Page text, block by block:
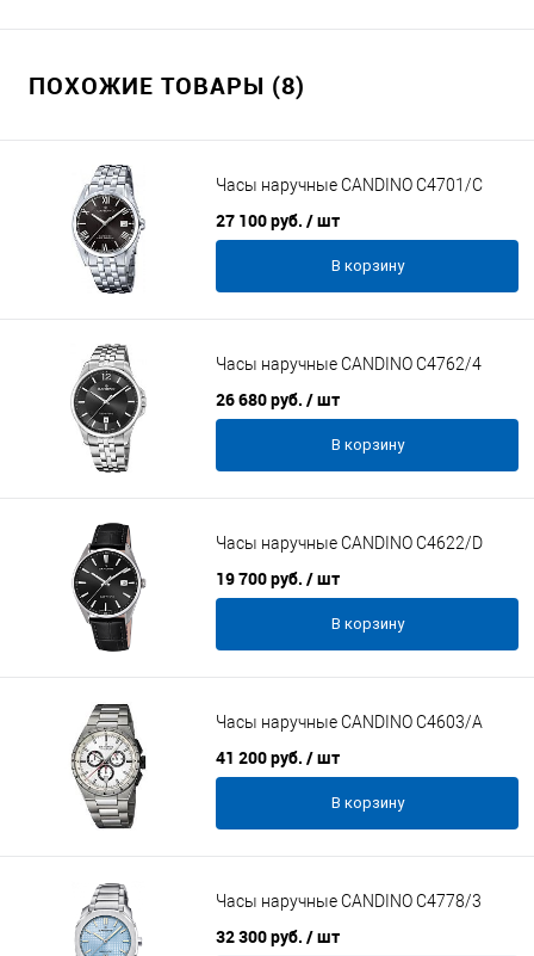
ПОХОЖИЕ ТОВАРЫ (8)
Часы наручные CANDINO C4701/C
27 100 руб. / шт
В корзину
Часы наручные CANDINO C4762/4
26 680 руб. / шт
В корзину
Часы наручные CANDINO C4622/D
19 700 руб. / шт
В корзину
Часы наручные CANDINO C4603/A
41 200 руб. / шт
В корзину
Часы наручные CANDINO C4778/3
32 300 руб. / шт